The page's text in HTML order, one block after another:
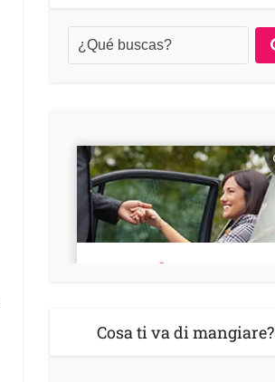
Cosa ti va di mangiare?